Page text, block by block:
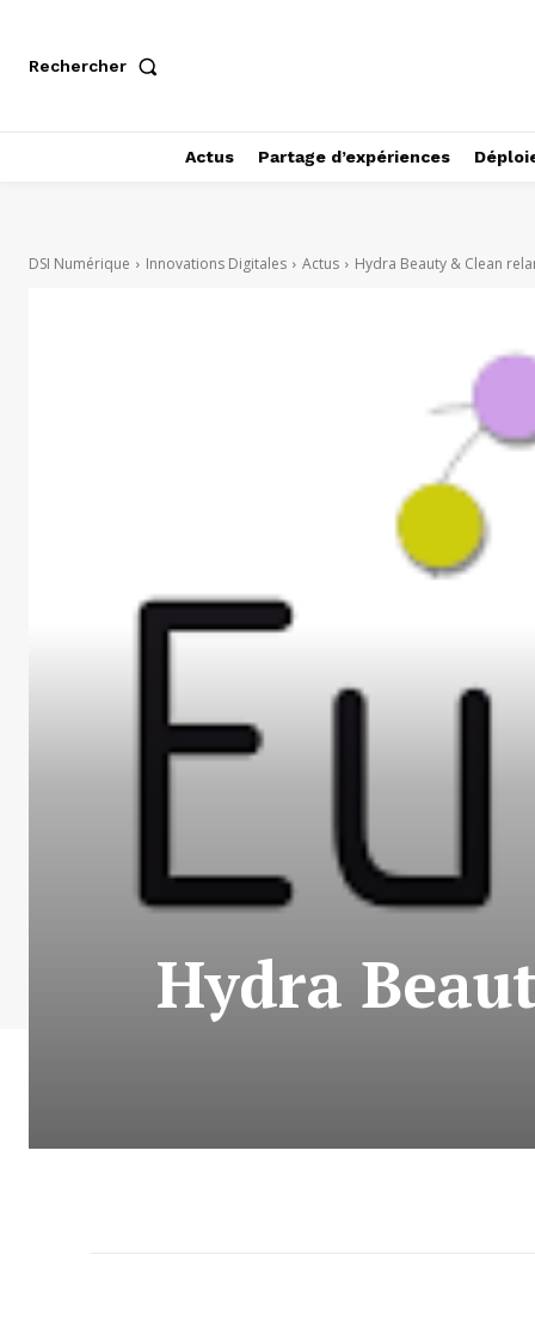
Rechercher
Actus Partage d’expériences
DSI Numérique Innovations Digitales Actus Hydra Beauty & Clean
Hydra